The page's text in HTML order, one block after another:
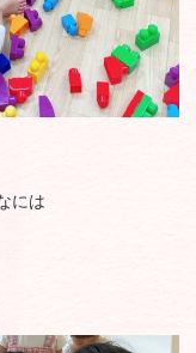
には